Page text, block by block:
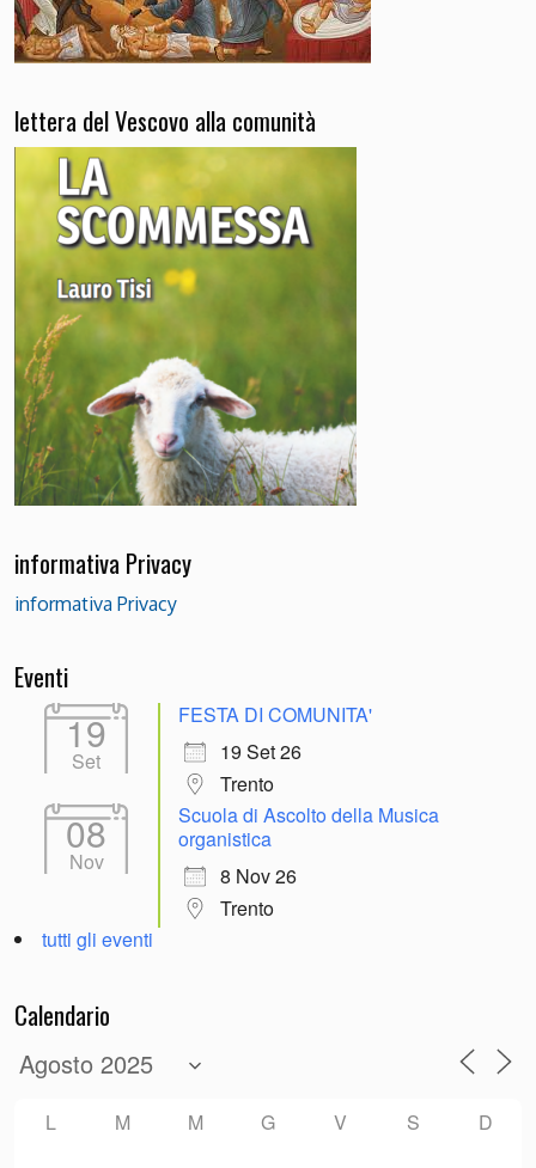
lettera del Vescovo alla comunità
informativa Privacy
informativa Privacy
Eventi
19
Set
FESTA DI COMUNITA'
19 Set 26
Trento
08
Nov
Scuola di Ascolto della Musica
organistica
8 Nov 26
Trento
tutti gli eventi
Calendario
L M M G V S D